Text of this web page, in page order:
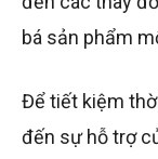
bá sản phẩm
Để tiết kiệm
đến sự hỗ trợ